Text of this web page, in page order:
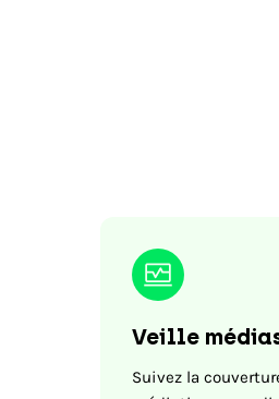
Veille
Suivez la